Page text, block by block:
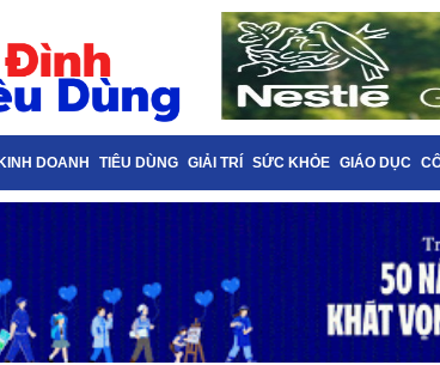
KINH DOANH TIÊU DÙNG GIẢI TRÍ SỨC KHỎE GIÁO DỤC